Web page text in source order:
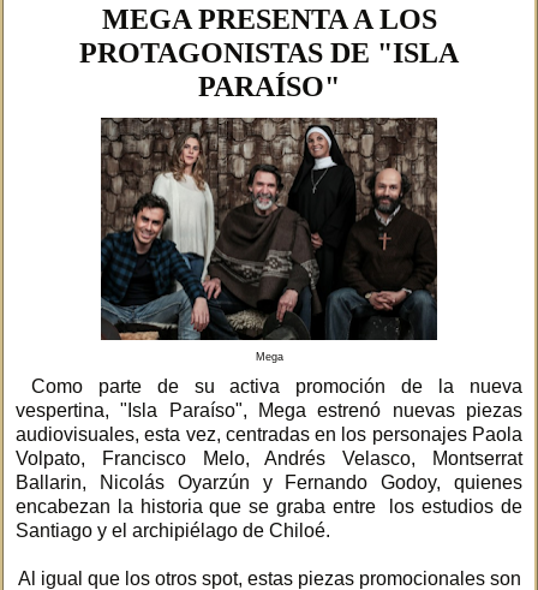
MEGA PRESENTA A LOS
PROTAGONISTAS DE "ISLA
PARAÍSO"
Mega
Como parte de su activa promoción de la nueva
vespertina, "Isla Paraíso", Mega estrenó nuevas piezas
audiovisuales, esta vez, centradas en los personajes Paola
Volpato, Francisco Melo, Andrés Velasco, Montserrat
Ballarin, Nicolás Oyarzún y Fernando Godoy, quienes
encabezan la historia que se graba entre los estudios de
Santiago y el archipiélago de Chiloé.
Al igual que los otros spot, estas piezas promocionales son